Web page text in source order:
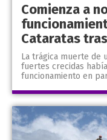
Comienza a
Cataratas
La trágica muerte de
fuertes crecidas
funcionamiento en